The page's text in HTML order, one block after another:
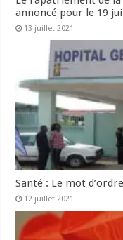
annoncé pour le 19
13 juillet 2021
Santé : Le mot
12 juillet 2021